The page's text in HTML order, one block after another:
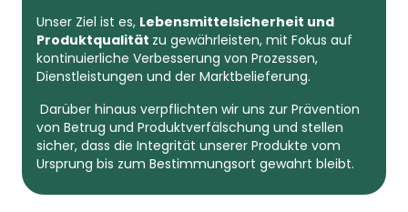
Unser Ziel ist es, Lebensmittelsicherheit und
Produktqualität zu gewährleisten, mit Fokus auf
kontinuierliche Verbesserung von Prozessen,
Dienstleistungen und der Marktbelieferung.
Darüber hinaus verpflichten wir uns zur Prävention
von Betrug und Produktverfälschung und stellen
sicher, dass die Integrität unserer Produkte vom
Ursprung bis zum Bestimmungsort gewahrt bleibt.